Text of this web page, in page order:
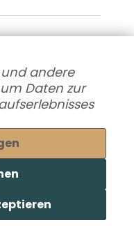
andere
Daten zur